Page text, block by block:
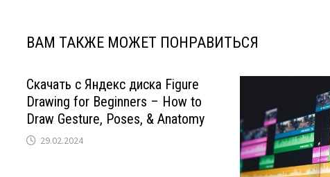
ВАМ ТАКЖЕ МОЖЕТ ПОНРАВИТЬСЯ
Скачать с Яндекс диска Figure
Drawing for Beginners – How to
Draw Gesture, Poses, & Anatomy
29.02.2024